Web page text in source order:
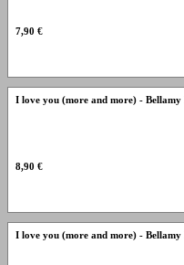
7,90 €
I love you (more and more) -
8,90 €
I love you (more and more) -